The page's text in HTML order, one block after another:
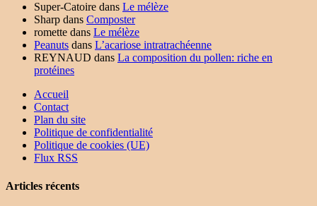
Super-Catoire dans Le mélèze
Sharp dans Composter
romette dans Le mélèze
Peanuts dans L’acariose intratrachéenne
REYNAUD dans La composition du pollen: riche en
protéines
Accueil
Contact
Plan du site
Politique de confidentialité
Politique de cookies (UE)
Flux RSS
Articles récents